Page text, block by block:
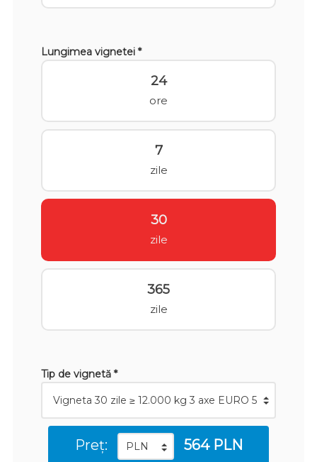
Lungimea vignetei *
24
ore
7
zile
30
zile
365
zile
Tip de vignetă *
Preț: 564 PLN